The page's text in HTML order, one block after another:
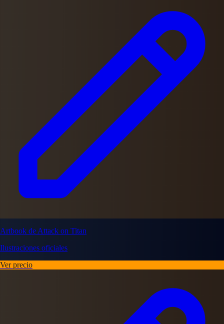
Artbook de Attack on Titan
Ilustraciones oficiales
Ver precio